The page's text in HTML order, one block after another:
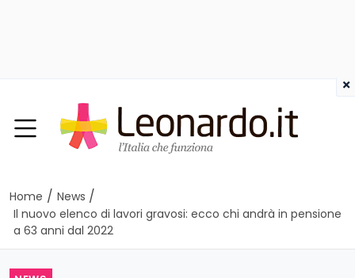
Home / News /
Il nuovo elenco di lavori gravosi: ecco chi andrà in pensione
a 63 anni dal 2022
×